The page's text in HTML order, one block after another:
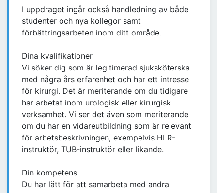
I uppdraget ingår också handledning av både
studenter och nya kollegor samt
förbättringsarbeten inom ditt område.
Dina kvalifikationer
Vi söker dig som är legitimerad sjuksköterska
med några års erfarenhet och har ett intresse
för kirurgi. Det är meriterande om du tidigare
har arbetat inom urologisk eller kirurgisk
verksamhet. Vi ser det även som meriterande
om du har en vidareutbildning som är relevant
för arbetsbeskrivningen, exempelvis HLR-
instruktör, TUB-instruktör eller likande.
Din kompetens
Du har lätt för att samarbeta med andra